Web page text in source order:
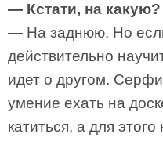
— Кстати, на какую?
— На заднюю. Но
действительно
идет о другом.
умение ехать на
катиться, а для